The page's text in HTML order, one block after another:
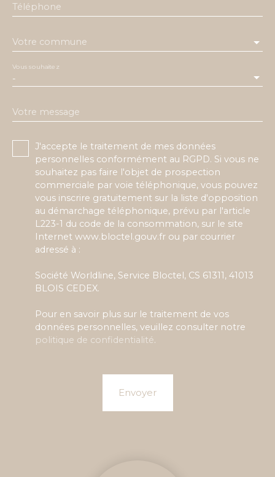
Téléphone
Votre commune
-
Vous souhaitez
Votre message
J'accepte le traitement de mes données
personnelles conformément au RGPD. Si vous ne
souhaitez pas faire l'objet de prospection
commerciale par voie téléphonique, vous pouvez
vous inscrire gratuitement sur la liste d'opposition
au démarchage téléphonique, prévu par l'article
L223-1 du code de la consommation, sur le site
Internet www.bloctel.gouv.fr ou par courrier
adressé à :
Société Worldline, Service Bloctel, CS 61311, 41013
BLOIS CEDEX.
Pour en savoir plus sur le traitement de vos
données personnelles, veuillez consulter notre
politique de confidentialité.
Envoyer